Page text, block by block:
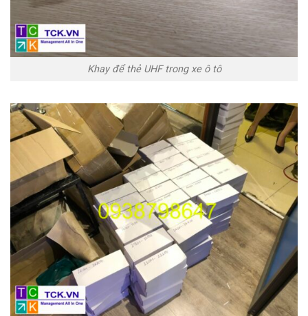
Khay để thẻ UHF trong xe ô tô